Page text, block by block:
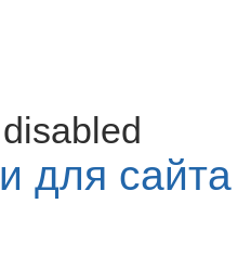
для